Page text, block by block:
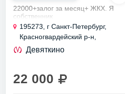
Окна —
Удобства — стиральная машина
Удобства —холодильник
Разное —
Инфраструктура —
22000+залог за месяц+ ЖКХ. Я
собственник
195273, г Санкт-Петербург,
Красногвардейский р-н,
Муринская дорога, д 25 к 1 стр 1
Девяткино
22 000